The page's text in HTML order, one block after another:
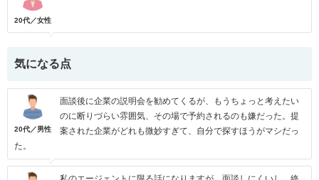
20代／女性
気になる点
20代／男性
面談後に企業の説明会を勧めてくるが、もうちょっと考えたい
のに断りづらい雰囲気、その場で予約されるのも嫌だった。提
案された企業がどれも微妙すぎて、自分で探すほうがマシだっ
た。